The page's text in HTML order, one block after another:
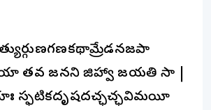
తవ జనని జిహ్వా జయతి సా |
స్ఫటికదృషదచ్ఛచ్ఛవిమయీ